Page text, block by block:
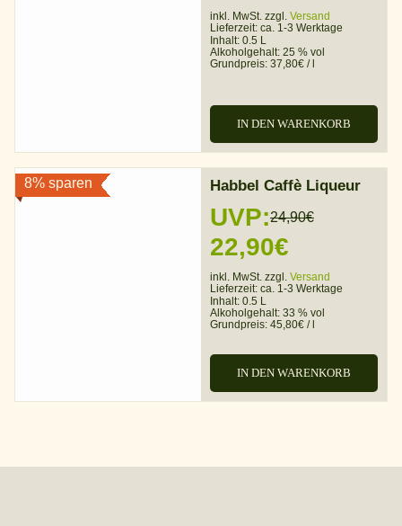
Preis
war:
Preis
ist:
inkl. MwSt. zzgl. Versand
Lieferzeit: ca. 1-3 Werktage
Inhalt: 0.5 L
Alkoholgehalt: 25 % vol
Grundpreis: 37,80€ /
IN DEN WARENKORB
8% sparen Habbel Caffè Liqueur
UVP:24,90€
Ursprünglicher
Preis
war:
24,90€
22,90€
Aktueller
Preis
ist:
22,90€.
inkl. MwSt. zzgl. Versand
Lieferzeit: ca. 1-3 Werktage
Inhalt: 0.5 L
Alkoholgehalt: 33 % vol
Grundpreis: 45,80€ /
IN DEN WARENKORB